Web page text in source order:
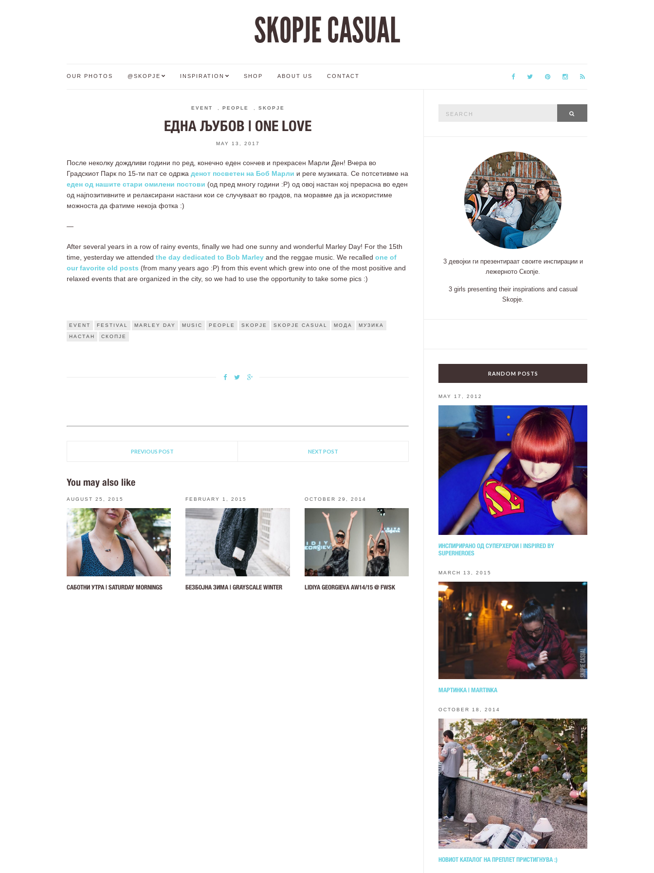
SKOPJE CASUAL
OUR PHOTOS @SKOPJE INSPIRATION SHOP ABOUT US CONTACT
EVENT PEOPLE SKOPJE
ЕДНА ЉУБОВ | ONE LOVE
MAY 13, 2017
После неколку дождливи години по ред, конечно еден сончев и прекрасен Марли Ден! Вчера во
Градскиот Парк по 15-ти пат се одржа денот посветен на Боб Марли и реге музиката. Се потсетивме на
еден од нашите стари омилени постови (од пред многу години :Р) од овој настан кој прерасна во еден
од најпозитивните и релаксирани настани кои се случуваат во градов, па моравме да ја искористиме
можноста да фатиме некоја фотка :)
—
After several years in a row of rainy events, finally we had one sunny and wonderful Marley Day! For the 15th
time, yesterday we attended the day dedicated to Bob Marley and the reggae music. We recalled one of
our favorite old posts (from many years ago :P) from this event which grew into one of the most positive and
relaxed events that are organized in the city, so we had to use the opportunity to take some pics :)
EVENT FESTIVAL MARLEY DAY MUSIC PEOPLE SKOPJE SKOPJE CASUAL МОДА МУЗИКА
НАСТАН СКОПЈЕ
PREVIOUS POST NEXT POST
You may also like
AUGUST 25, 2015
САБОТНИ УТРА | SATURDAY MORNINGS
FEBRUARY 1, 2015
БЕЗБОЈНА ЗИМА | GRAYSCALE WINTER
OCTOBER 29, 2014
LIDIYA GEORGIEVA AW14/15 @ FWSK
3 девојки ги презентираат своите инспирации и
лежерното Скопје.
3 girls presenting their inspirations and casual
Skopje.
RANDOM POSTS
MAY 17, 2012
ИНСПИРИРАНО ОД СУПЕРХЕРОИ | INSPIRED BY
SUPERHEROES
MARCH 13, 2015
МАРТИНКА | MARTINKA
OCTOBER 18, 2014
НОВИОТ КАТАЛОГ НА ПРЕПЛЕТ ПРИСТИГНУВА :)